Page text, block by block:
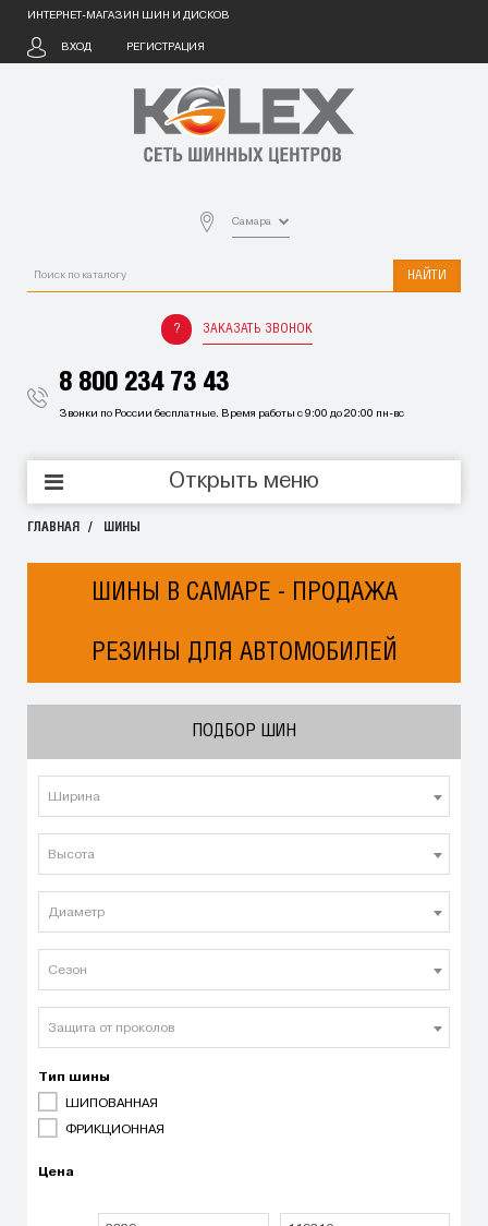
ИНТЕРНЕТ-МАГАЗИН ШИН И ДИСКОВ
ВХОД РЕГИСТРАЦИЯ
Самара
НАЙТИ
ЗАКАЗАТЬ ЗВОНОК
8 800 234 73 43
Звонки по России бесплатные. Время работы с 9:00 до 20:00 пн-вс
Открыть меню
ГЛАВНАЯ ШИНЫ
ШИНЫ В САМАРЕ - ПРОДАЖА
РЕЗИНЫ ДЛЯ АВТОМОБИЛЕЙ
ПОДБОР ШИН
Ширина
Высота
Диаметр
Сезон
Защита от проколов
Тип шины
ШИПОВАННАЯ
ФРИКЦИОННАЯ
Цена